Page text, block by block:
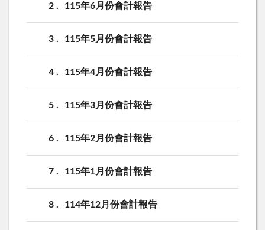
2 115年6月份會計報告
3 115年5月份會計報告
4 115年4月份會計報告
5 115年3月份會計報告
6 115年2月份會計報告
7 115年1月份會計報告
8 114年12月份會計報告